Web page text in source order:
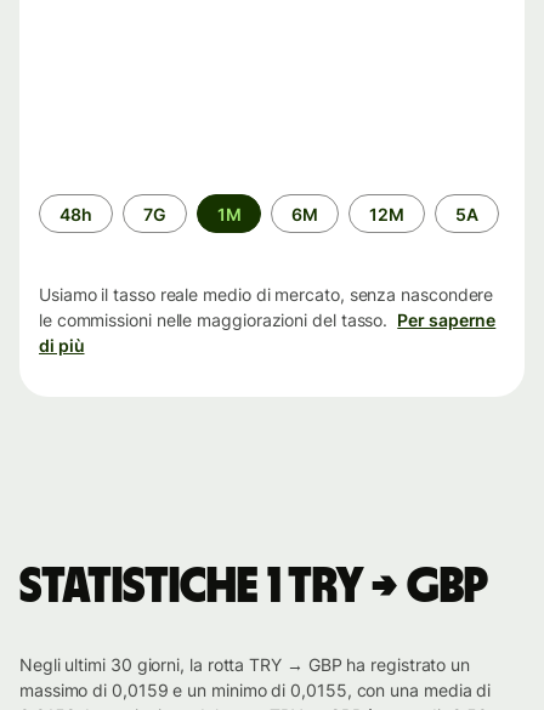
Periodo
di
48h 7G 1M 6M 12M 5A
Usiamo il tasso reale medio di mercato, senza nascondere
le commissioni nelle maggiorazioni del tasso. Per saperne
di più
Statistiche 1 TRY → GBP
Negli ultimi 30 giorni, la rotta TRY → GBP ha registrato un
massimo di 0,0159 e un minimo di 0,0155, con una media di